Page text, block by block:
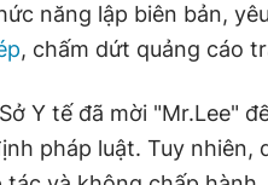
năng lập biên bản,
, chấm dứt quảng cáo
Y tế đã mời "Mr.Lee"
pháp luật. Tuy nhiên,